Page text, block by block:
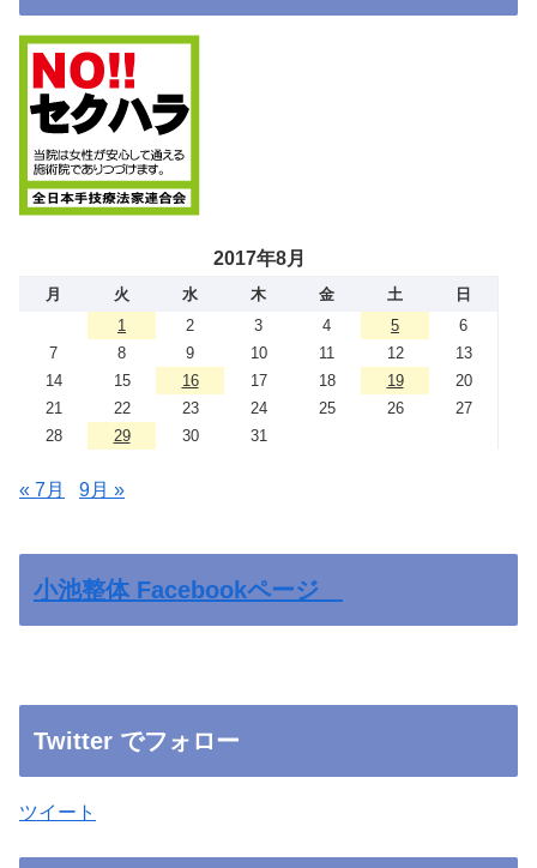
2017年8月
月 火 水 木 金 土
日
1
2 3 4 5
6
7
8 9 10 11 12
13
14
15 16 17 18 19
20
21
22 23 24 25 26
27
28
29 30 31
« 7月 9月 »
小池整体 Facebookページ
Twitter でフォロー
ツイート